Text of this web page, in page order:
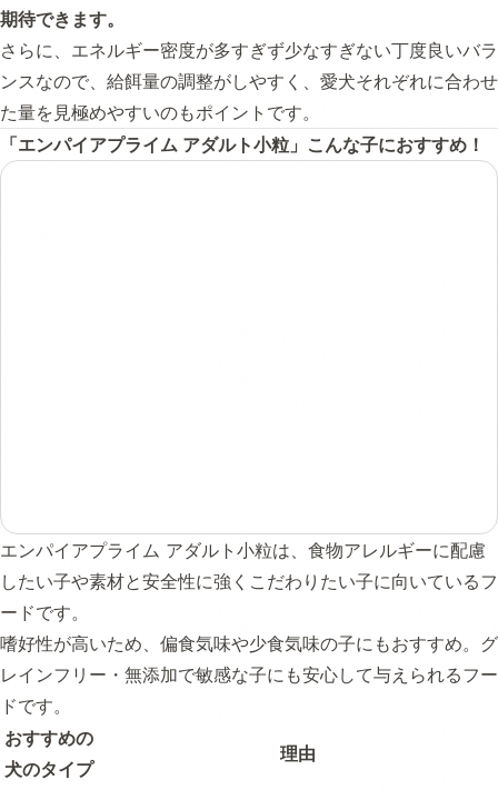
期待できます。
さらに、エネルギー密度が多すぎず少なすぎない丁度良いバラ
ンスなので、給餌量の調整がしやすく、愛犬それぞれに合わせ
た量を見極めやすいのもポイントです。
「エンパイアプライム アダルト小粒」こんな子におすすめ！
エンパイアプライム アダルト小粒は、食物アレルギーに配慮
したい子や素材と安全性に強くこだわりたい子に向いているフ
ードです。
嗜好性が高いため、偏食気味や少食気味の子にもおすすめ。グ
レインフリー・無添加で敏感な子にも安心して与えられるフー
ドです。
おすすめの
犬のタイプ
理由